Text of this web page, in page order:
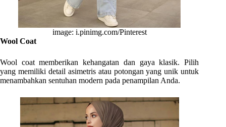
image: i.pinimg.com/Pinterest
Wool Coat
Wool coat memberikan kehangatan dan gaya klasik. Pilih
yang memiliki detail asimetris atau potongan yang unik untuk
menambahkan sentuhan modern pada penampilan Anda.